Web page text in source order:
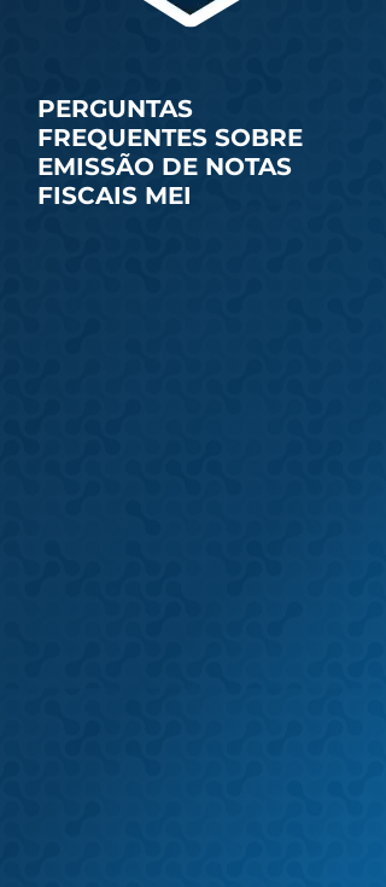
PERGUNTAS
FREQUENTES SOBRE
EMISSÃO DE NOTAS
FISCAIS MEI